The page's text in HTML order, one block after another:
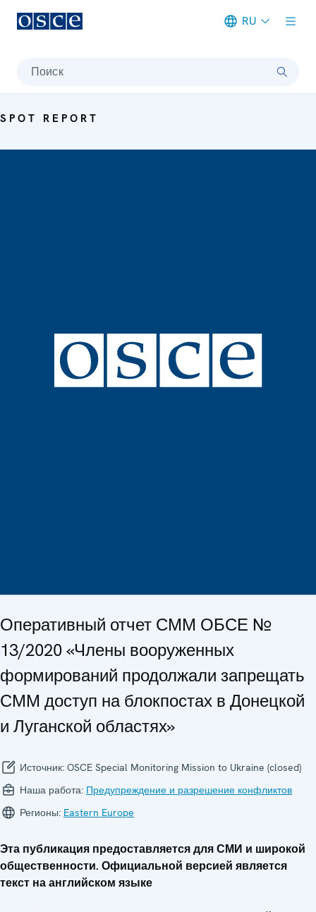
RU
Поиск
SPOT REPORT
Оперативный отчет СММ ОБСЕ №
13/2020 «Члены вооруженных
формирований продолжали запрещать
СММ доступ на блокпостах в Донецкой
и Луганской областях»
Источник: OSCE Special Monitoring Mission to Ukraine (closed)
Наша работа: Предупреждение и разрешение конфликтов
Регионы: Eastern Europe
Эта публикация предоставляется для СМИ и широкой
общественности. Официальной версией является
текст на английском языке